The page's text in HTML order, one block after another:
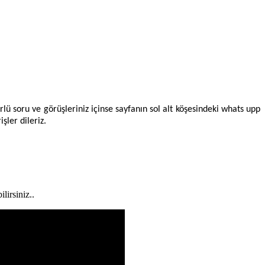
soru ve görüşleriniz içinse sayfanın sol alt köşesindeki whats upp
dileriz.